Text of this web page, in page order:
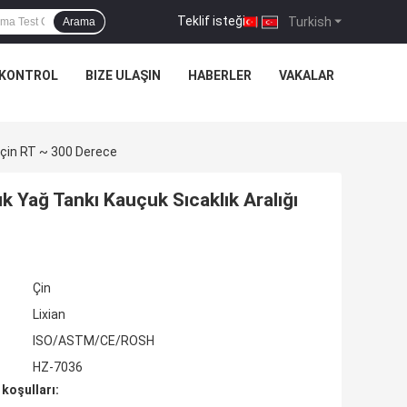
Turkish
Teklif isteği |
Arama
BIZE ULAŞIN HABERLER VAKALAR
RT ~ 300 Derece
Tankı Kauçuk Sıcaklık Aralığı
Çin
Lixian
ISO/ASTM/CE/ROSH
HZ-7036